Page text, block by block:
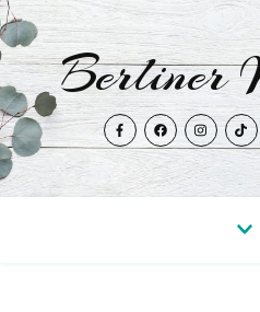
Berliner